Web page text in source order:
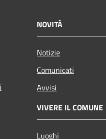
NOVITÀ
Notizie
Comunicati
Avvisi
VIVERE IL COMUNE
Luoghi